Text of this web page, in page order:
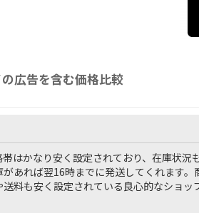
広告を含む価格比較
帯はかなり安く設定されており、在庫状況
あれば翌16時までに発送してくれます
料も安く設定されている良心的なショッ